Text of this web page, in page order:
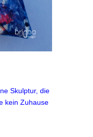
Skulptur, die
kein Zuhause